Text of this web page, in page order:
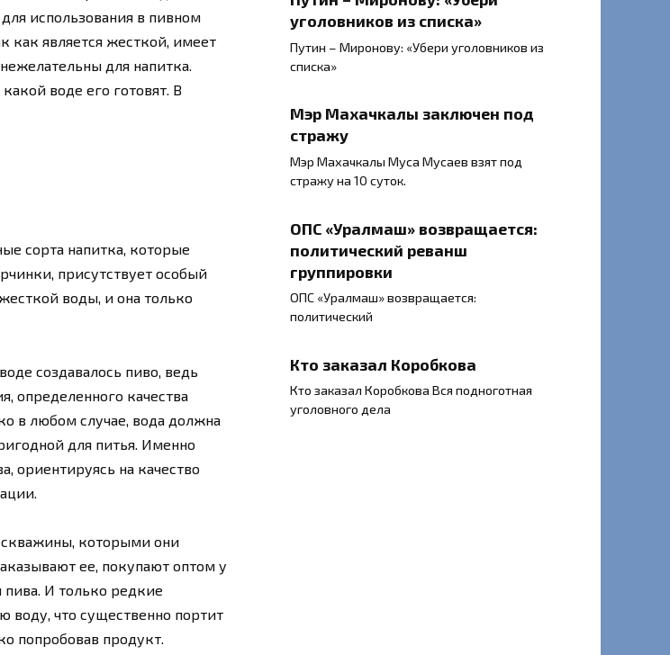
использования в пивном
как является жесткой, имеет
для напитка.
воде его готовят. В
сорта напитка, которые
присутствует особый
воды, и она только
создавалось пиво, ведь
определенного качества
в любом случае, вода должна
для питья. Именно
ориентируясь на качество
скважины, которыми они
ее, покупают оптом у
пива. И только редкие
воду, что существенно портит
попробовав продукт.
уголовников из списка»
Путин – Миронову: «Убери уголовников из
списка»
Мэр Махачкалы заключен под
стражу
Мэр Махачкалы Муса Мусаев взят под
стражу на 10 суток.
ОПС «Уралмаш» возвращается:
политический реванш
группировки
ОПС «Уралмаш» возвращается:
политический
Кто заказал Коробкова
Кто заказал Коробкова Вся подноготная
уголовного дела